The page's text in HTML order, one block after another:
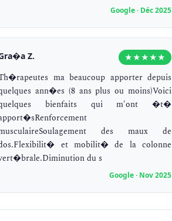
Google · Déc 2025
Z. ★★★★★
ma beaucoup apporter depuis
ann�es (8 ans plus ou moins)Voici
bienfaits qui m'ont �t�
des maux de
et mobilit� de la colonne
du s
Google · Nov 2025